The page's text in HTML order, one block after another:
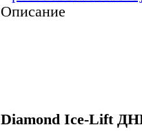
Описание
Diamond Ice-Lift